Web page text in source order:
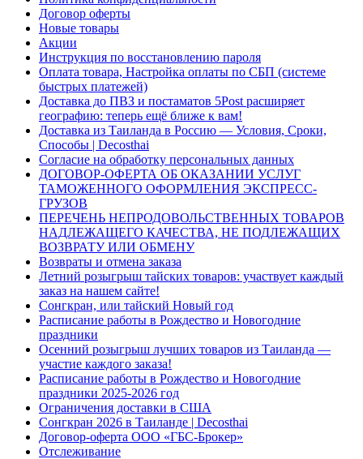
Договор оферты
Новые товары
Акции
Инструкция по восстановлению пароля
Оплата товара, Настройка оплаты по СБП (системе
быстрых платежей)
Доставка до ПВЗ и постаматов 5Post расширяет
географию: теперь ещё ближе к вам!
Доставка из Таиланда в Россию — Условия, Сроки,
Способы | Decosthai
Согласие на обработку персональных данных
ДОГОВОР-ОФЕРТА ОБ ОКАЗАНИИ УСЛУГ
ТАМОЖЕННОГО ОФОРМЛЕНИЯ ЭКСПРЕСС-
ГРУЗОВ
ПЕРЕЧЕНЬ НЕПРОДОВОЛЬСТВЕННЫХ ТОВАРОВ
НАДЛЕЖАЩЕГО КАЧЕСТВА, НЕ ПОДЛЕЖАЩИХ
ВОЗВРАТУ ИЛИ ОБМЕНУ
Возвраты и отмена заказа
Летний розыгрыш тайских товаров: участвует каждый
заказ на нашем сайте!
Сонгкран, или тайский Новый год
Расписание работы в Рождество и Новогодние
праздники
Осенний розыгрыш лучших товаров из Таиланда —
участие каждого заказа!
Расписание работы в Рождество и Новогодние
праздники 2025-2026 год
Ограничения доставки в США
Сонгкран 2026 в Таиланде | Decosthai
Договор-оферта ООО «ГБС-Брокер»
Отслеживание